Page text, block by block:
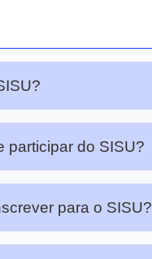
participar do SISU?
para o SISU?